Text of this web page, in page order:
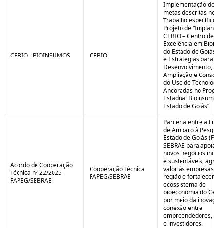
CEBIO - BIOINSUMOS CEBIO
Implementação de
metas descritas no
Trabalho específico
Projeto de
CEBIO – Centro de
Excelência em
do Estado de Goiás
e Estratégias para o
Desenvolvimento,
Ampliação e
do Uso de
Ancoradas no
Estadual
Estado de Goiás”
Acordo de Cooperação
Técnica nº 22/2025 -
FAPEG/SEBRAE
Cooperação Técnica
FAPEG/SEBRAE
Parceria entre a
de Amparo à
Estado de Goiás
SEBRAE para
novos negócios
e sustentáveis,
valor às empresas
região e fortalecer
ecossistema de
bioeconomia do
por meio da
conexão entre
empreendedores,
e investidores.